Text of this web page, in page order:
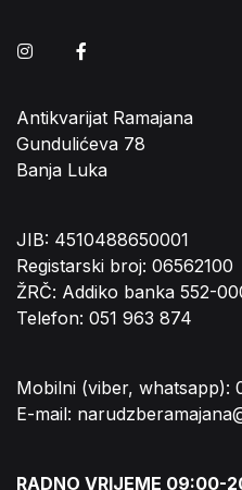
Instagram
Antikvarijat Ramajana
Gundulićeva 78
Banja Luka
JIB: 4510488650001
Registarski broj: 06562100
ŽRČ: Addiko banka 552-
Telefon: 051 963 874
Mobilni (viber, whatsapp):
E-mail:
RADNO VRIJEME 09:00-